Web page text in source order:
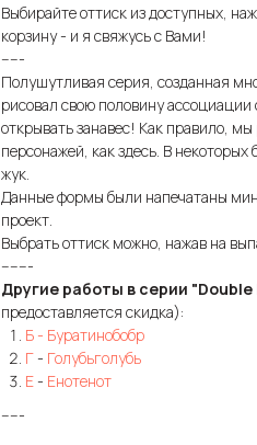
Выбирайте оттиск из доступных,
корзину - и я свяжусь с Вами!
-----
Полушутливая серия, созданная
рисовал свою половину
открывать занавес! Как правило,
персонажей, как здесь. В
жук.
Данные формы были напечатаны
проект.
Выбрать оттиск можно, нажав на
-------
Другие работы в серии
предоставляется скидка):
Б - Буратинобобр
Г- Голубьголубь
Е- Енотенот
-----